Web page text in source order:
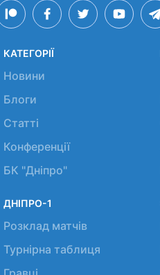
КАТЕГОРІЇ
Новини
Блоги
Статті
Конференції
БК "Дніпро"
ДНІПРО-1
Розклад матчів
Турнірна таблиця